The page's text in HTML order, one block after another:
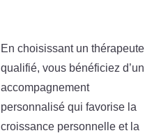
En choisissant un thérapeute
qualifié, vous bénéficiez d’un
accompagnement
personnalisé qui favorise la
croissance personnelle et la